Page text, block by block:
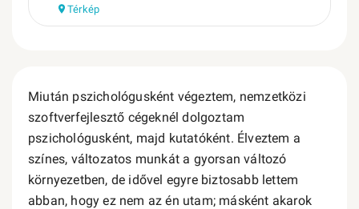
Térkép
Miután pszichológusként végeztem, nemzetközi
szoftverfejlesztő cégeknél dolgoztam
pszichológusként, majd kutatóként. Élveztem a
színes, változatos munkát a gyorsan változó
környezetben, de idővel egyre biztosabb lettem
abban, hogy ez nem az én utam; másként akarok